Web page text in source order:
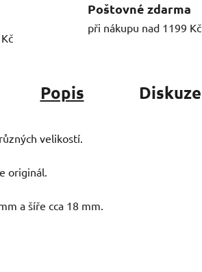
Poštovné zdarma
při nákupu nad 1199 Kč
Popis Diskuze
velikostí.
originál.
a šíře cca 18 mm.